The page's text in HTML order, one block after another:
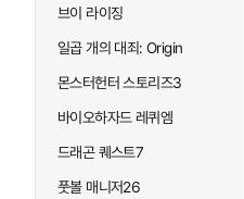
브이 라이징
일곱 개의 대죄: Origin
몬스터헌터 스토리즈3
바이오하자드 레퀴엠
드래곤 퀘스트7
풋볼 매니저26